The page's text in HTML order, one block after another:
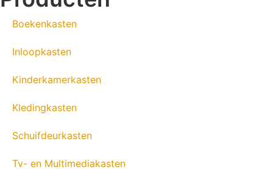
Boekenkasten
Inloopkasten
Kinderkamerkasten
Kledingkasten
Schuifdeurkasten
Tv- en Multimediakasten